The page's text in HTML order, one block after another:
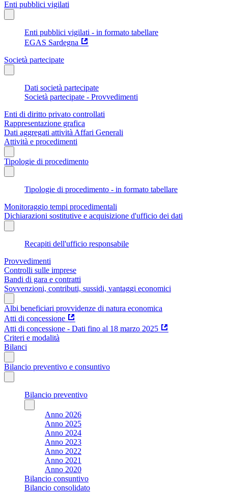
Enti pubblici vigilati
Enti pubblici vigilati - in formato tabellare
EGAS Sardegna
Società partecipate
Dati società partecipate
Società partecipate - Provvedimenti
Enti di diritto privato controllati
Rappresentazione grafica
Dati aggregati attività Affari Generali
Attività e procedimenti
Tipologie di procedimento
Tipologie di procedimento - in formato tabellare
Monitoraggio tempi procedimentali
Dichiarazioni sostitutive e acquisizione d'ufficio dei dati
Recapiti dell'ufficio responsabile
Provvedimenti
Controlli sulle imprese
Bandi di gara e contratti
Sovvenzioni, contributi, sussidi, vantaggi economici
Albi beneficiari provvidenze di natura economica
Atti di concessione
Atti di concessione - Dati fino al 18 marzo 2025
Criteri e modalità
Bilanci
Bilancio preventivo e consuntivo
Bilancio preventivo
Anno 2026
Anno 2025
Anno 2024
Anno 2023
Anno 2022
Anno 2021
Anno 2020
Bilancio consuntivo
Bilancio consolidato